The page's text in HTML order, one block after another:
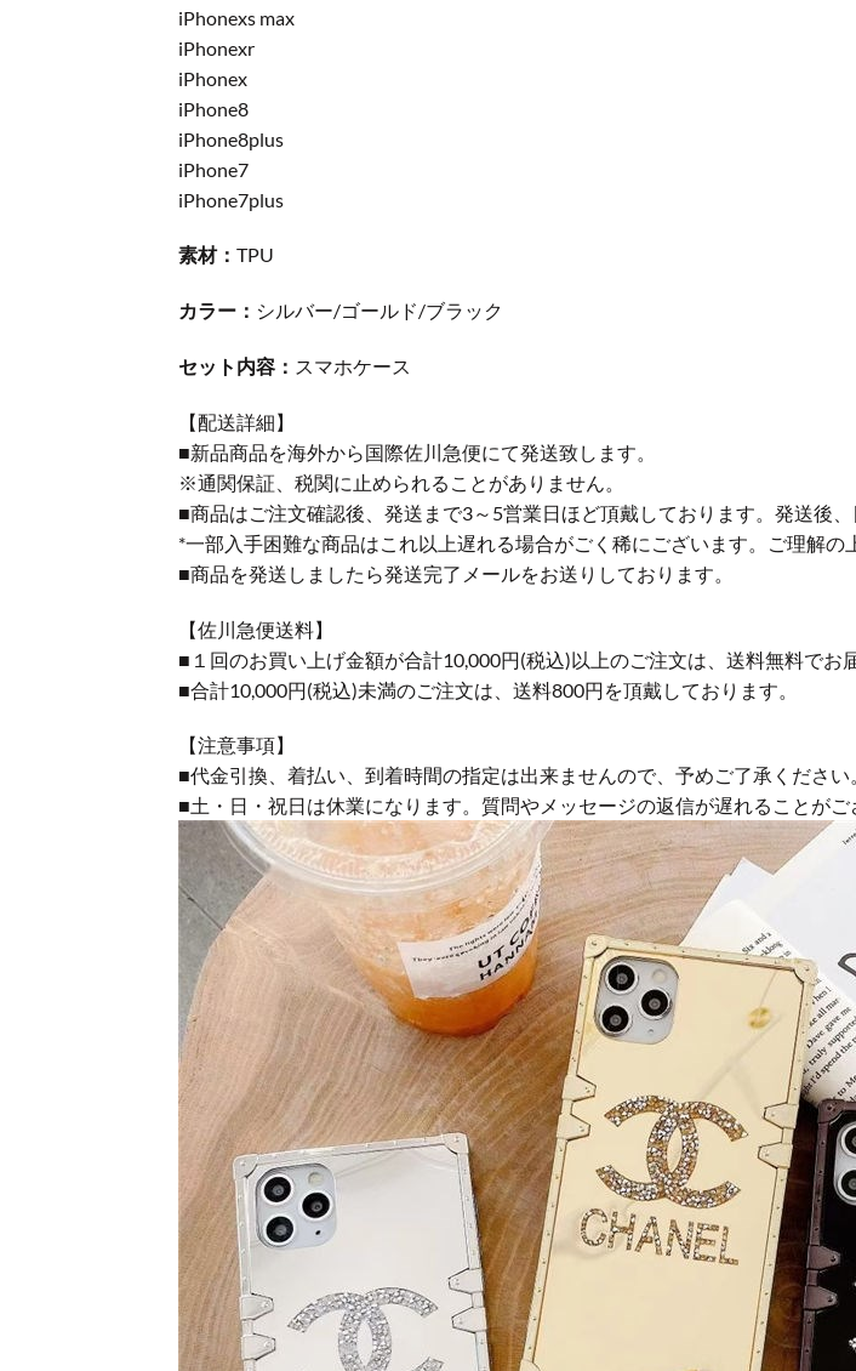
iPhonexs max
iPhonexr
iPhonex
iPhone8
iPhone8plus
iPhone7
iPhone7plus
素材： TPU
カラー： シルバー/ゴールド/ブラック
セット内容： スマホケース
【配送詳細】
■新品商品を海外から国際佐川急便にて発送致します。
※通関保証、税関に止められることがありません。
■商品はご注文確認後、発送まで3～5営業日ほど頂戴しております。発送後
*一部入手困難な商品はこれ以上遅れる場合がごく稀にございます。ご理解の
■商品を発送しましたら発送完了メールをお送りしております。
【佐川急便送料】
■１回のお買い上げ金額が合計10,000円(税込)以上のご注文は、送料無料でお
■合計10,000円(税込)未満のご注文は、送料800円を頂戴しております。
【注意事項】
■代金引換、着払い、到着時間の指定は出来ませんので、予めご了承ください
■土・日・祝日は休業になります。質問やメッセージの返信が遅れることがご